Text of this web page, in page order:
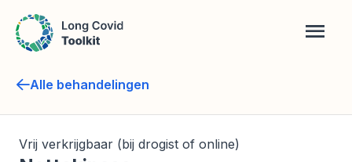
Overslaan
naar
inhoud
gaan
Alle behandelingen
Behandeling
Vrij verkrijgbaar (bij drogist of online)